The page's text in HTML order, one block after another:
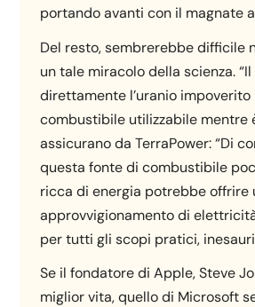
portando avanti con il magnate
Del resto, sembrerebbe difficile
un tale miracolo della scienza.
direttamente l’uranio impoverito
combustibile utilizzabile mentre
assicurano da TerraPower: “Di
questa fonte di combustibile
ricca di energia potrebbe offrire
approvvigionamento di
per tutti gli scopi pratici,
Se il fondatore di Apple, Steve
miglior vita, quello di Microsoft